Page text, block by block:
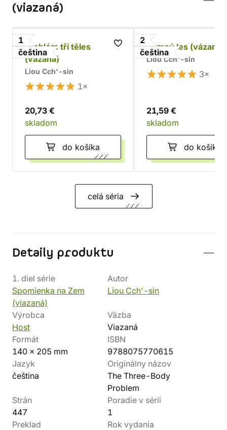
(viazaná)
1
čeština
Problém tří těles
(vázaná)
Liou Cch'-sin
1×
20,73 €
skladom
do košíka
2
čeština
Temný les (vázaná)
Liou Cch'-sin
3×
21,59 €
skladom
do košíka
celá séria
Detaily produktu
1. diel série
Spomienka na Zem
(viazaná)
Autor
Liou Cch'-sin
Výrobca
Host
Väzba
Viazaná
Formát
140 x 205 mm
ISBN
9788075770615
Jazyk
čeština
Originálny názov
The Three-Body
Problem
Strán
447
Poradie v sérii
1
Preklad
Rok vydania